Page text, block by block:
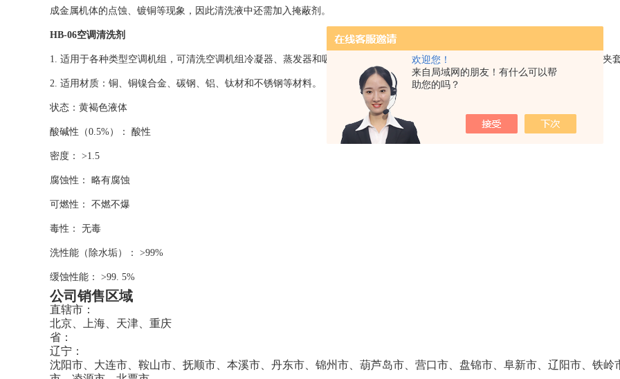
欢迎您！
来自局域网的朋友！有什么可以帮
助您的吗？
成金属机体的点蚀、镀铜等现象，因此清洗液中还需加入掩蔽剂。
HB-06空调清洗剂
1. 适用于各种类型空调机组，可清洗空调机组冷凝器、蒸发器和吸收器的循环水系统和低温水系统、热水锅炉和柴油发电机组水冷夹
2. 适用材质：铜、铜镍合金、碳钢、铝、钛材和不锈钢等材料。
状态：黄褐色液体
酸碱性（0.5%）： 酸性
密度： >1.5
腐蚀性： 略有腐蚀
可燃性： 不燃不爆
毒性： 无毒
洗性能（除水垢）： >99%
缓蚀性能： >99. 5%
公司销售区域
直辖市：
北京、上海、天津、重庆
省：
辽宁：
沈阳市、大连市、鞍山市、抚顺市、本溪市、丹东市、锦州市、葫芦岛市、营口市、盘锦市、阜新市、辽阳市、铁岭